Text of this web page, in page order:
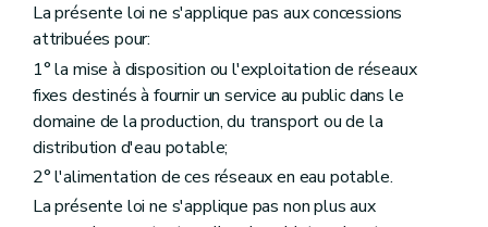
La présente loi ne s'applique pas aux concessions
attribuées pour:
1° la mise à disposition ou l'exploitation de réseaux
fixes destinés à fournir un service au public dans le
domaine de la production, du transport ou de la
distribution d'eau potable;
2° l'alimentation de ces réseaux en eau potable.
La présente loi ne s'applique pas non plus aux